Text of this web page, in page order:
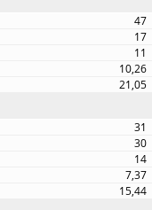
47
17
11
10,26
21,05
31
30
14
7,37
15,44